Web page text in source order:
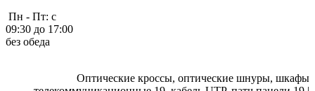
Пн - Пт: с
09:30 до 17:00
без обеда
Оптические кроссы, оптические шнуры, шкафы